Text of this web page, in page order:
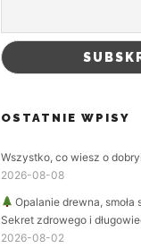
OSTATNIE WPISY
Wszystko, co wiesz o
2026-08-08
Opalanie drewna, smoła
Sekret zdrowego i
2026-08-02